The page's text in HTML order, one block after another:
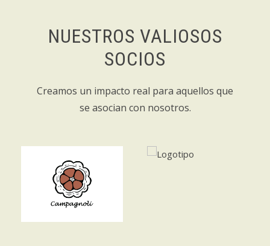
NUESTROS VALIOSOS
SOCIOS
Creamos un impacto real para aquellos que
se asocian con nosotros.